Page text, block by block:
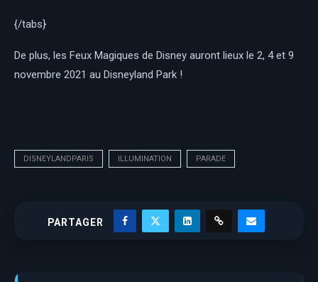
{/tabs}
De plus, les Feux Magiques de Disney auront lieux le 2, 4 et 9
novembre 2021 au Disneyland Park !
DISNEYLANDPARIS ILLUMINATION PARADE
PARTAGER